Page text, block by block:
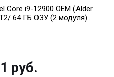
Core i9-12900 OEM (Alder
64 ГБ ОЗУ (2 модуля)/
GDDR7 256bit 3xDP
руб.